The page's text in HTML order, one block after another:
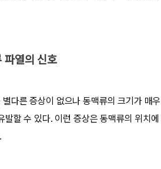
파열의 신호
다른 증상이 없으나 동맥류의 크기가 매
발할 수 있다. 이런 증상은 동맥류의 위치